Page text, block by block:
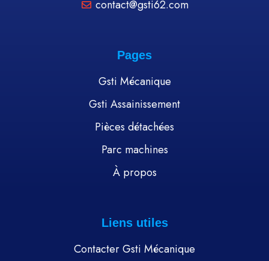
contact@gsti62.com
Pages
Gsti Mécanique
Gsti Assainissement
Pièces détachées
Parc machines
À propos
Liens utiles
Contacter Gsti Mécanique